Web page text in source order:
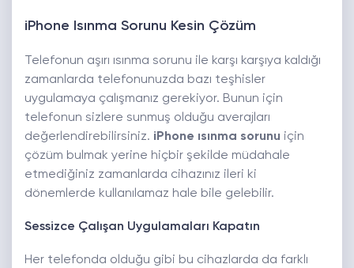
iPhone Isınma Sorunu Kesin Çözüm
Telefonun aşırı ısınma sorunu ile karşı karşıya kaldığı
zamanlarda telefonunuzda bazı teşhisler
uygulamaya çalışmanız gerekiyor. Bunun için
telefonun sizlere sunmuş olduğu averajları
değerlendirebilirsiniz. iPhone ısınma sorunu için
çözüm bulmak yerine hiçbir şekilde müdahale
etmediğiniz zamanlarda cihazınız ileri ki
dönemlerde kullanılamaz hale bile gelebilir.
Sessizce Çalışan Uygulamaları Kapatın
Her telefonda olduğu gibi bu cihazlarda da farklı